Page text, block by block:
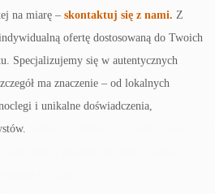
na miarę – skontaktuj się z nami. Z
ofertę dostosowaną do Twoich
Specjalizujemy się w autentycznych
ma znaczenie – od lokalnych
i unikalne doświadczenia,